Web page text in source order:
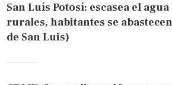
San Luís Potosí: escasea el
rurales, habitantes se
de San Luis)